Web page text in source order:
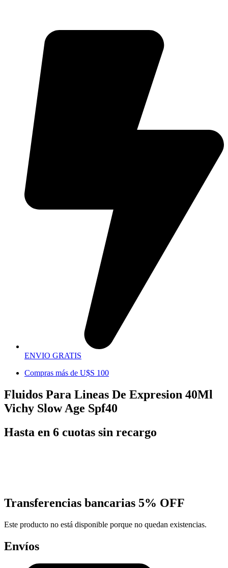
ENVIO GRATIS
Compras más de U$S 100
Fluidos Para Lineas De Expresion 40Ml
Vichy Slow Age Spf40
Hasta en 6 cuotas sin recargo
Transferencias bancarias 5% OFF
Este producto no está disponible porque no quedan existencias.
Envíos